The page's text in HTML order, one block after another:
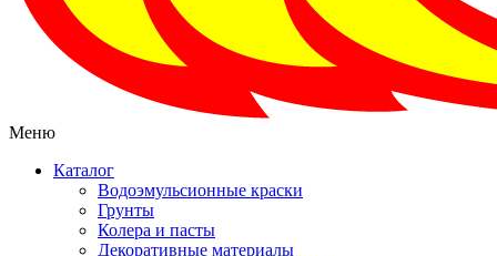
Меню
Каталог
Водоэмульсионные краски
Грунты
Колера и пасты
Декоративные материалы